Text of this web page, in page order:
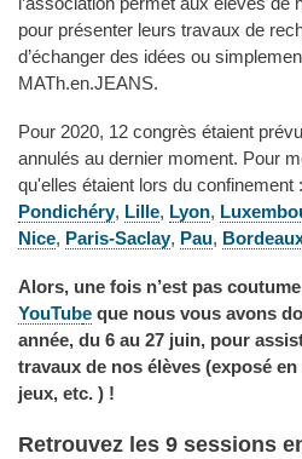
pour présenter leurs travaux de
d’échanger des idées ou
MATh.en.JEANS.
Pour 2020, 12 congrès étaient
annulés au dernier moment. Pour
qu'elles étaient lors du confinement :
Pondichéry, Lille, Lyon,
Nice, Paris-Saclay, Pau,
Alors, une fois n’est pas
YouTube que nous vous avons
année, du 6 au 27 juin, pour
travaux de nos élèves (exposé
jeux, etc. ) !
Retrouvez les 9 sessions